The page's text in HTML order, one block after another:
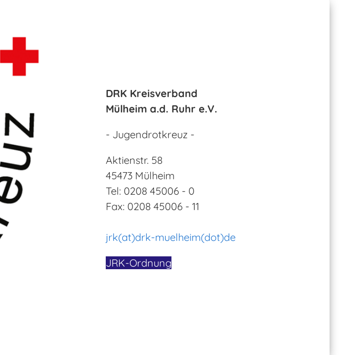
DRK Kreisverband
Mülheim a.d. Ruhr e.V.
- Jugendrotkreuz -
Aktienstr. 58
45473 Mülheim
Tel: 0208 45006 - 0
Fax: 0208 45006 - 11
jrk(at)drk-muelheim(dot)de
JRK-Ordnung